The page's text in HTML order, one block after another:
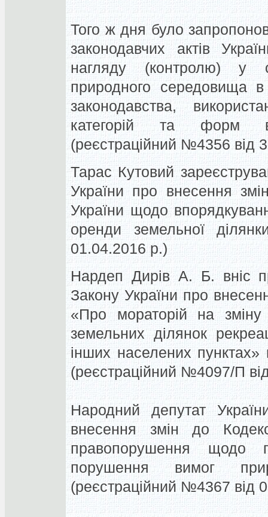
Того ж дня було
законодавчих актів
нагляду (контролю) у
природного середовища в
законодавства,
категорій та форм
(реєстраційний №4356 від
Тарас Кутовий
України про внесення
України щодо
оренди земельної
01.04.2016 р.)
Нардеп Дирів А. Б. вніс
Закону України про
«Про мораторій на зміну
земельних ділянок
інших населених
(реєстраційний №4097/П
Народний депутат
внесення змін до
правопорушення щодо
порушення вимог
(реєстраційний №4367 від